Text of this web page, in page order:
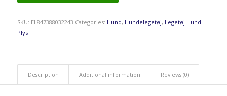
SKU: EL847388032243 Categories: Hund, Hundelegetøj, Legetøj Hund
Plys
Description Additional information Reviews (0)